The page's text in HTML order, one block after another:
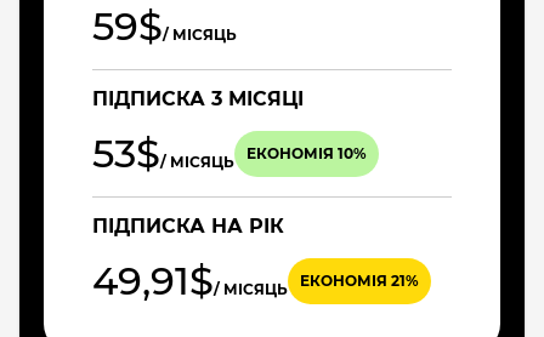
59$/ МІСЯЦЬ
ПІДПИСКА 3 МІСЯЦІ
53$/ МІСЯЦЬ ЕКОНОМІЯ 10%
ПІДПИСКА НА РІК
49,91$/ МІСЯЦЬ ЕКОНОМІЯ 21%